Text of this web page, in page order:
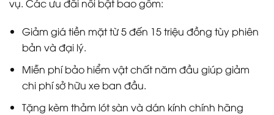
vụ. Các ưu đãi nổi bật bao gồm:
Giảm giá tiền mặt từ 5 đến 15 triệu đồng tùy phiên
bản và đại lý.
Miễn phí bảo hiểm vật chất năm đầu giúp giảm
chi phí sở hữu xe ban đầu.
Tặng kèm thảm lót sàn và dán kính chính hãng